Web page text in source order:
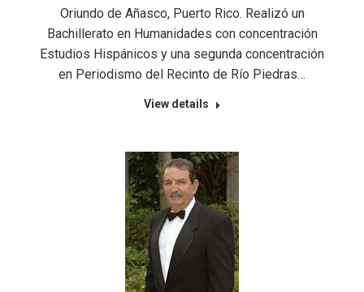
Oriundo de Añasco, Puerto Rico. Realizó un
Bachillerato en Humanidades con concentración
Estudios Hispánicos y una segunda concentración
en Periodismo del Recinto de Río Piedras…
mail
View details